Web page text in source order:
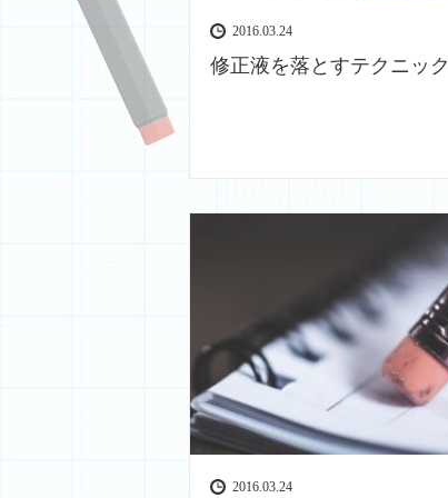
2016.03.24
修正液を落とすテクニック
2016.03.24